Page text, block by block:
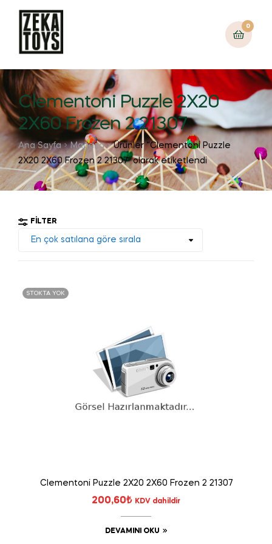
0
Clementoni Puzzle 2X20
2X60 Frozen 2 21307
Ana Sayfa Mağaza
Ürünler “Clementoni Puzzle
2X20 2X60 Frozen 2 21307” olarak etiketlendi
FILTER
STOKTA YOK
Clementoni Puzzle 2X20 2X60 Frozen 2 21307
200,60₺ KDV dahildir
DEVAMINI OKU